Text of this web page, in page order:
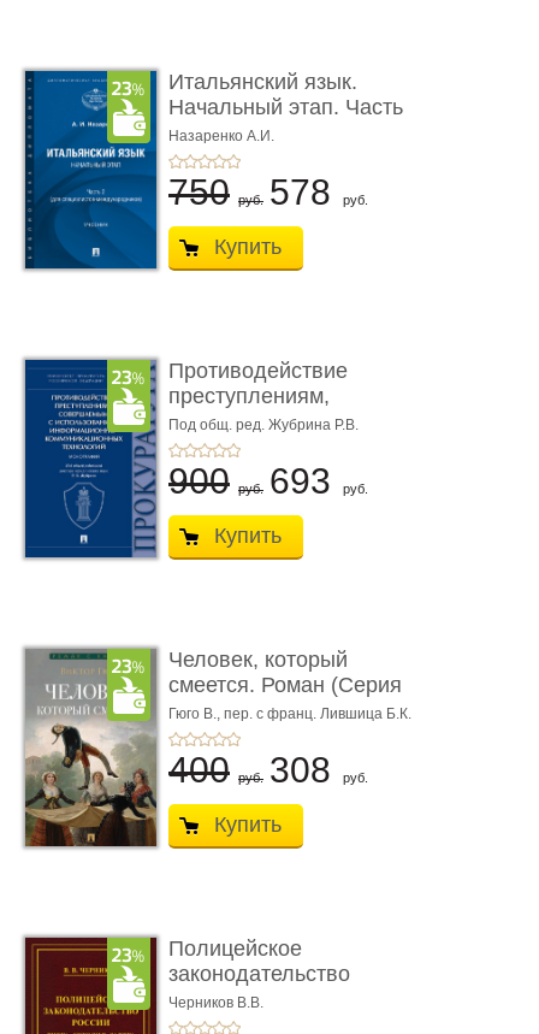
Итальянский язык.
Начальный этап. Часть
2. Учеб� ...
Назаренко А.И.
750 руб. 578 руб.
Купить
Противодействие
преступлениям,
совершаемым с ...
Под общ. ред. Жубрина Р.В.
900 руб. 693 руб.
Купить
Человек, который
смеется. Роман (Серия
«Роман с ...
Гюго В., пер. с франц. Лившица Б.К.
400 руб. 308 руб.
Купить
Полицейское
законодательство
России: вчера, с� ...
Черников В.В.